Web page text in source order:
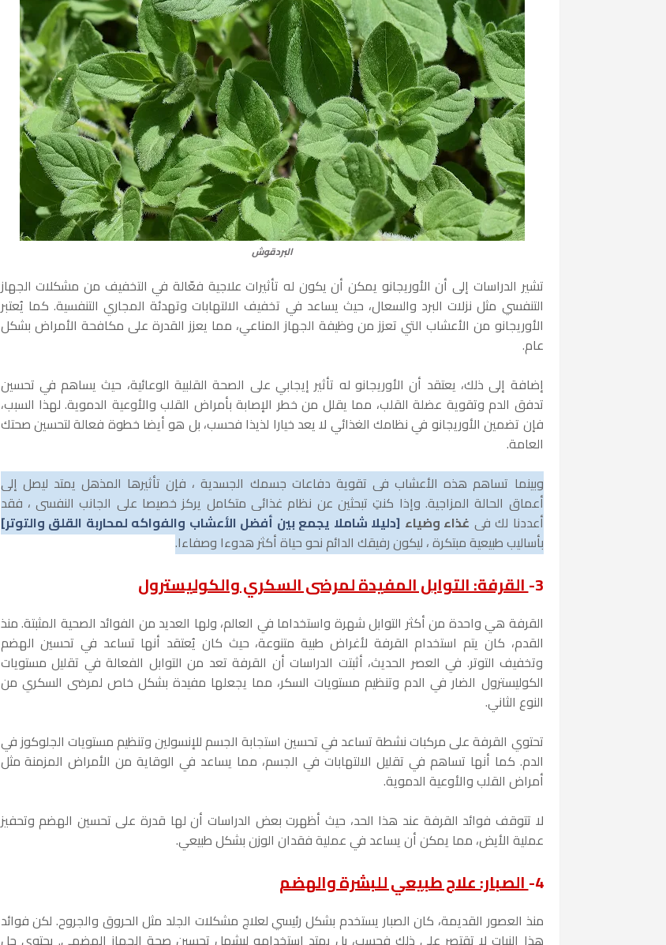
البردقوش
تشير الدراسات إلى أن الأوريجانو يمكن أن يكون له تأثيرات علاجية فعّالة في التخفيف من مشكلات الجهاز
التنفسي مثل نزلات البرد والسعال، حيث يساعد في تخفيف الالتهابات وتهدئة المجاري التنفسية. كما يُعتبر
الأوريجانو من الأعشاب التي تعزز من وظيفة الجهاز المناعي، مما يعزز القدرة على مكافحة الأمراض بشكل
عام.
إضافة إلى ذلك، يعتقد أن الأوريجانو له تأثير إيجابي على الصحة القلبية الوعائية، حيث يساهم في تحسين
تدفق الدم وتقوية عضلة القلب، مما يقلل من خطر الإصابة بأمراض القلب والأوعية الدموية. لهذا السبب،
فإن تضمين الأوريجانو في نظامك الغذائي لا يعد خيارا لذيذا فحسب، بل هو أيضا خطوة فعالة لتحسين صحتك
العامة.
وبينما تساهم هذه الأعشاب في تقوية دفاعات جسمك الجسدية ، فإن تأثيرها المذهل يمتد ليصل إلى
أعماق الحالة المزاجية. وإذا كنتِ تبحثين عن نظام غذائي متكامل يركز خصيصا على الجانب النفسي ، فقد
أعددنا لك في غذاء وضياء [دليلا شاملا يجمع بين أفضل الأعشاب والفواكه لمحاربة القلق والتوتر]
بأساليب طبيعية مبتكرة ، ليكون رفيقك الدائم نحو حياة أكثر هدوءا وصفاءا.
3- القرفة: التوابل المفيدة لمرضى السكري والكوليسترول
القرفة هي واحدة من أكثر التوابل شهرة واستخداما في العالم، ولها العديد من الفوائد الصحية المثبتة. منذ
القدم، كان يتم استخدام القرفة لأغراض طبية متنوعة، حيث كان يُعتقد أنها تساعد في تحسين الهضم
وتخفيف التوتر. في العصر الحديث، أثبتت الدراسات أن القرفة تعد من التوابل الفعالة في تقليل مستويات
الكوليسترول الضار في الدم وتنظيم مستويات السكر، مما يجعلها مفيدة بشكل خاص لمرضى السكري من
النوع الثاني.
تحتوي القرفة على مركبات نشطة تساعد في تحسين استجابة الجسم للإنسولين وتنظيم مستويات الجلوكوز في
الدم. كما أنها تساهم في تقليل الالتهابات في الجسم، مما يساعد في الوقاية من الأمراض المزمنة مثل
أمراض القلب والأوعية الدموية.
لا تتوقف فوائد القرفة عند هذا الحد، حيث أظهرت بعض الدراسات أن لها قدرة على تحسين الهضم وتحفيز
عملية الأيض، مما يمكن أن يساعد في عملية فقدان الوزن بشكل طبيعي.
4- الصبار: علاج طبيعي للبشرة والهضم
منذ العصور القديمة، كان الصبار يستخدم بشكل رئيسي لعلاج مشكلات الجلد مثل الحروق والجروح. لكن فوائد
هذا النبات لا تقتصر على ذلك فحسب، بل يمتد استخدامه ليشمل تحسين صحة الجهاز الهضمي. يحتوي جل